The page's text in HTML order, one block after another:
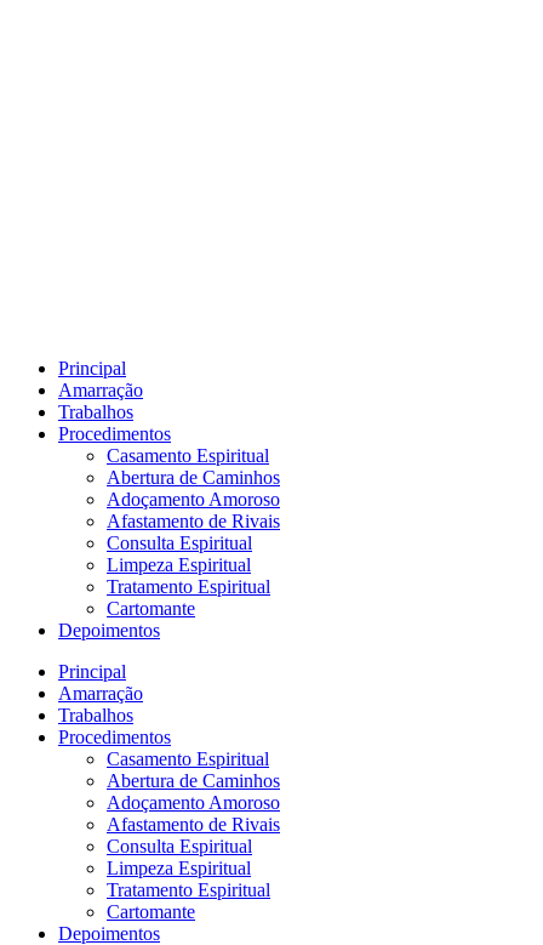
Principal
Amarração
Trabalhos
Procedimentos
Casamento Espiritual
Abertura de Caminhos
Adoçamento Amoroso
Afastamento de Rivais
Consulta Espiritual
Limpeza Espiritual
Tratamento Espiritual
Cartomante
Depoimentos
Principal
Amarração
Trabalhos
Procedimentos
Casamento Espiritual
Abertura de Caminhos
Adoçamento Amoroso
Afastamento de Rivais
Consulta Espiritual
Limpeza Espiritual
Tratamento Espiritual
Cartomante
Depoimentos